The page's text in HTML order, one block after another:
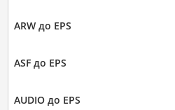
ARW до EPS
ASF до EPS
AUDIO до EPS